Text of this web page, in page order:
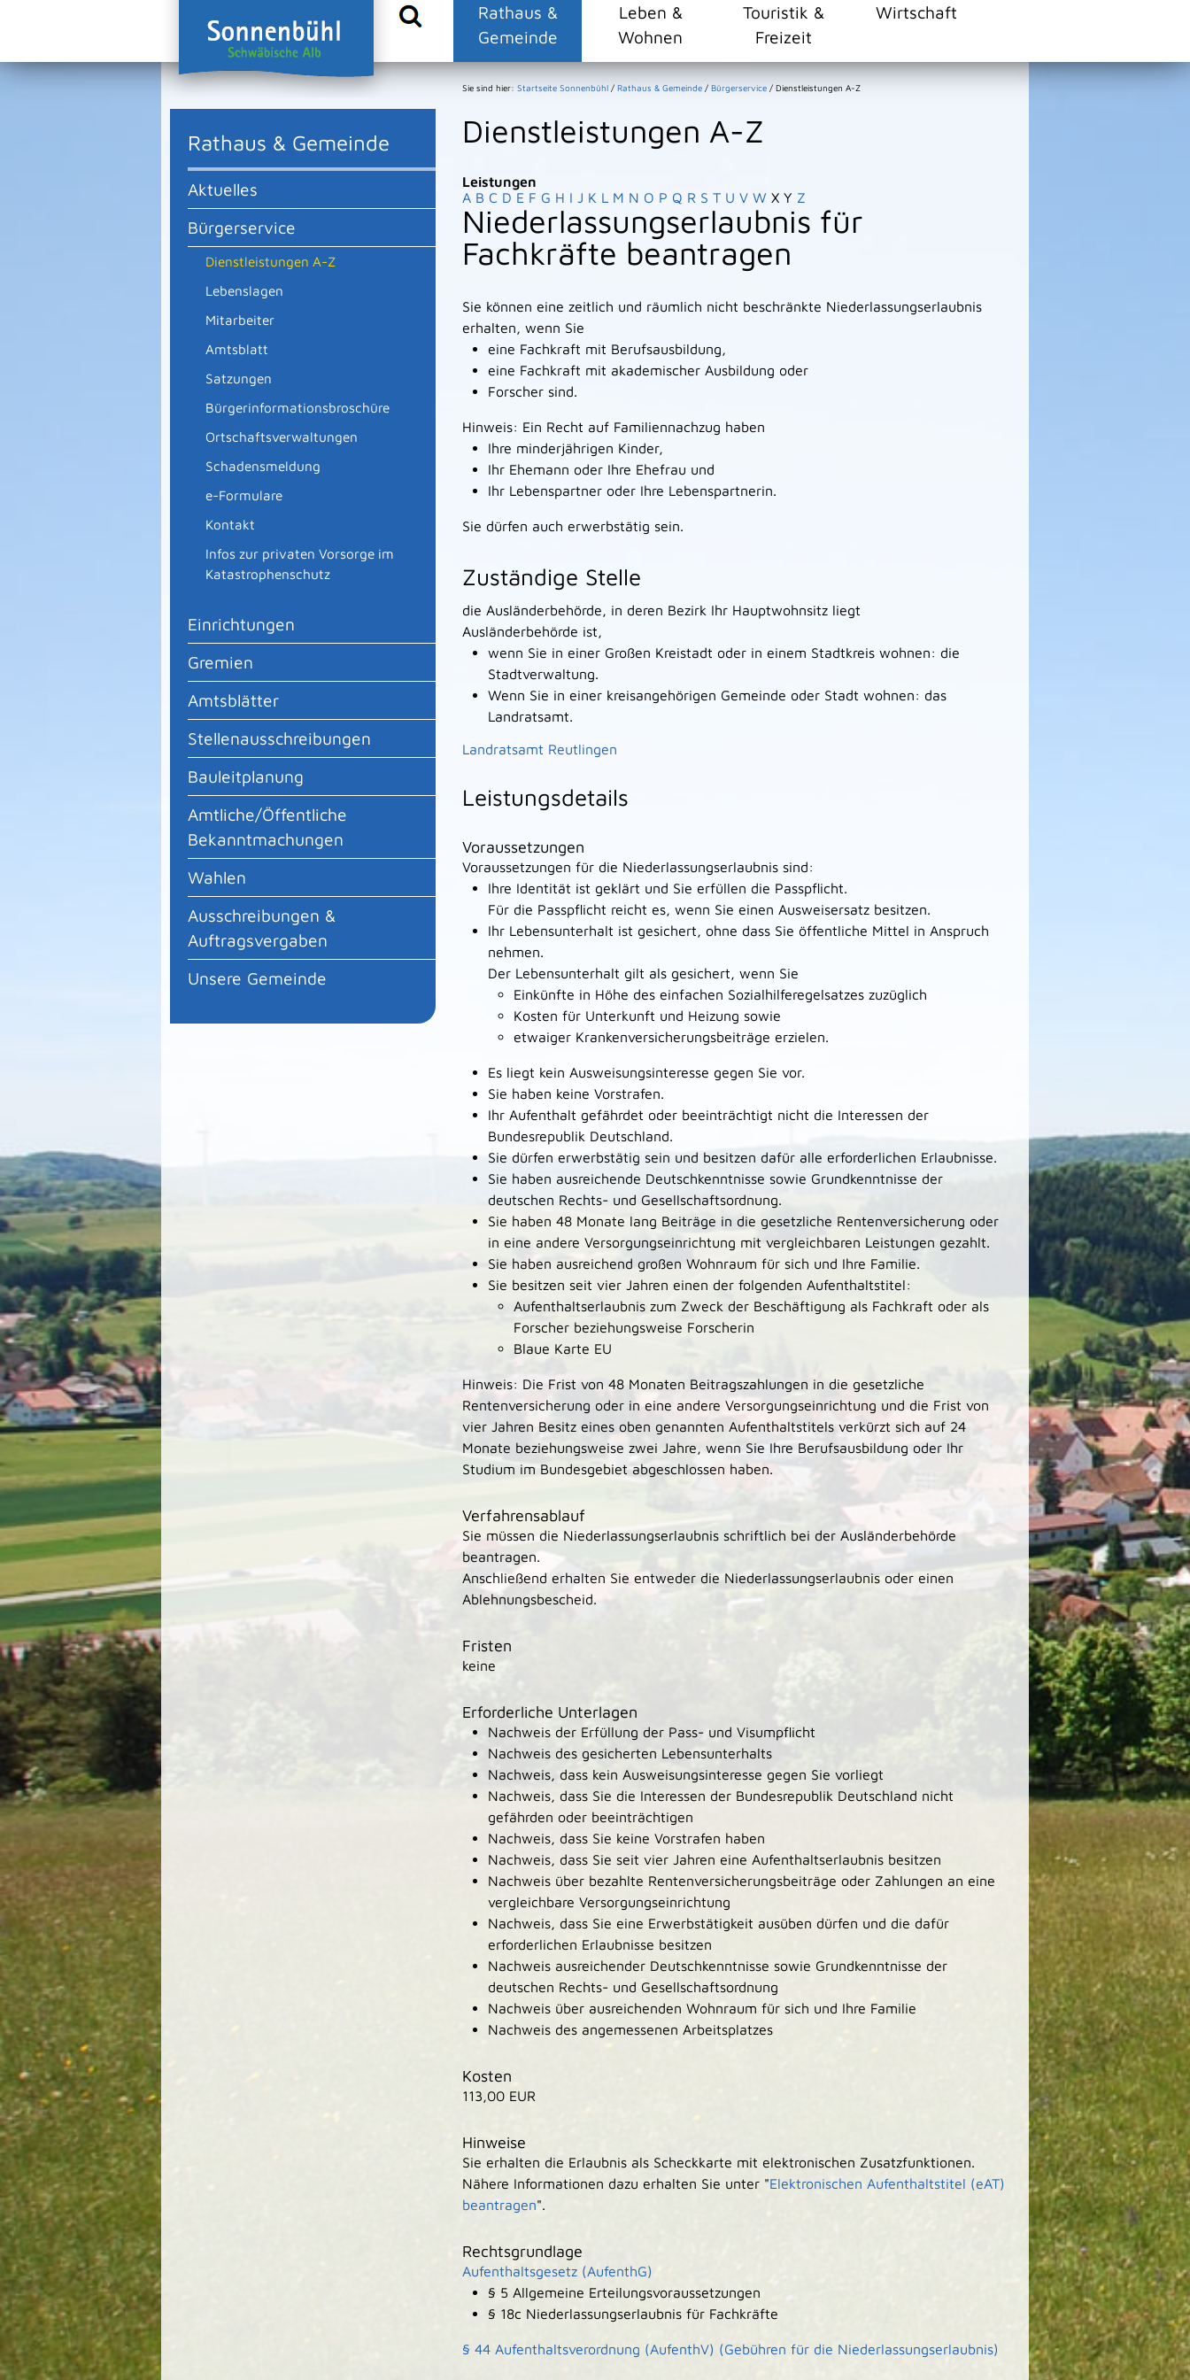
Rathaus &
Gemeinde
Leben &
Wohnen
Touristik &
Freizeit
Wirtschaft
Rathaus & Gemeinde
Aktuelles
Bürgerservice
Dienstleistungen A-Z
Lebenslagen
Mitarbeiter
Amtsblatt
Satzungen
Bürgerinformationsbroschüre
Ortschaftsverwaltungen
Schadensmeldung
e-Formulare
Kontakt
Infos zur privaten Vorsorge im
Katastrophenschutz
Einrichtungen
Gremien
Amtsblätter
Stellenausschreibungen
Bauleitplanung
Amtliche/Öffentliche
Bekanntmachungen
Wahlen
Ausschreibungen &
Auftragsvergaben
Unsere Gemeinde
Sie sind hier: Startseite Sonnenbühl / Rathaus & Gemeinde / Bürgerservice / Dienstleistungen A-Z
Dienstleistungen A-Z
Leistungen
A B C D E F G H I J K L M N O P Q R S T U V W X Y Z
Niederlassungserlaubnis für
Fachkräfte beantragen
Sie können eine zeitlich und räumlich nicht beschränkte Niederlassungserlaubnis
erhalten, wenn Sie
eine Fachkraft mit Berufsausbildung,
eine Fachkraft mit akademischer Ausbildung oder
Forscher sind.
Hinweis: Ein Recht auf Familiennachzug haben
Ihre minderjährigen Kinder,
Ihr Ehemann oder Ihre Ehefrau und
Ihr Lebenspartner oder Ihre Lebenspartnerin.
Sie dürfen auch erwerbstätig sein.
Zuständige Stelle
die Ausländerbehörde, in deren Bezirk Ihr Hauptwohnsitz liegt
Ausländerbehörde ist,
wenn Sie in einer Großen Kreistadt oder in einem Stadtkreis wohnen: die
Stadtverwaltung.
Wenn Sie in einer kreisangehörigen Gemeinde oder Stadt wohnen: das
Landratsamt.
Landratsamt Reutlingen
Leistungsdetails
Voraussetzungen
Voraussetzungen für die Niederlassungserlaubnis sind:
Ihre Identität ist geklärt und Sie erfüllen die Passpflicht.
Für die Passpflicht reicht es, wenn Sie einen Ausweisersatz besitzen.
Ihr Lebensunterhalt ist gesichert, ohne dass Sie öffentliche Mittel in Anspruch
nehmen.
Der Lebensunterhalt gilt als gesichert, wenn Sie
Einkünfte in Höhe des einfachen Sozialhilferegelsatzes zuzüglich
Kosten für Unterkunft und Heizung sowie
etwaiger Krankenversicherungsbeiträge erzielen.
Es liegt kein Ausweisungsinteresse gegen Sie vor.
Sie haben keine Vorstrafen.
Ihr Aufenthalt gefährdet oder beeinträchtigt nicht die Interessen der
Bundesrepublik Deutschland.
Sie dürfen erwerbstätig sein und besitzen dafür alle erforderlichen Erlaubnisse.
Sie haben ausreichende Deutschkenntnisse sowie Grundkenntnisse der
deutschen Rechts- und Gesellschaftsordnung.
Sie haben 48 Monate lang Beiträge in die gesetzliche Rentenversicherung oder
in eine andere Versorgungseinrichtung mit vergleichbaren Leistungen gezahlt.
Sie haben ausreichend großen Wohnraum für sich und Ihre Familie.
Sie besitzen seit vier Jahren einen der folgenden Aufenthaltstitel:
Aufenthaltserlaubnis zum Zweck der Beschäftigung als Fachkraft oder als
Forscher beziehungsweise Forscherin
Blaue Karte EU
Hinweis: Die Frist von 48 Monaten Beitragszahlungen in die gesetzliche
Rentenversicherung oder in eine andere Versorgungseinrichtung und die Frist von
vier Jahren Besitz eines oben genannten Aufenthaltstitels verkürzt sich auf 24
Monate beziehungsweise zwei Jahre, wenn Sie Ihre Berufsausbildung oder Ihr
Studium im Bundesgebiet abgeschlossen haben.
Verfahrensablauf
Sie müssen die Niederlassungserlaubnis schriftlich bei der Ausländerbehörde
beantragen.
Anschließend erhalten Sie entweder die Niederlassungserlaubnis oder einen
Ablehnungsbescheid.
Fristen
keine
Erforderliche Unterlagen
Nachweis der Erfüllung der Pass- und Visumpflicht
Nachweis des gesicherten Lebensunterhalts
Nachweis, dass kein Ausweisungsinteresse gegen Sie vorliegt
Nachweis, dass Sie die Interessen der Bundesrepublik Deutschland nicht
gefährden oder beeinträchtigen
Nachweis, dass Sie keine Vorstrafen haben
Nachweis, dass Sie seit vier Jahren eine Aufenthaltserlaubnis besitzen
Nachweis über bezahlte Rentenversicherungsbeiträge oder Zahlungen an eine
vergleichbare Versorgungseinrichtung
Nachweis, dass Sie eine Erwerbstätigkeit ausüben dürfen und die dafür
erforderlichen Erlaubnisse besitzen
Nachweis ausreichender Deutschkenntnisse sowie Grundkenntnisse der
deutschen Rechts- und Gesellschaftsordnung
Nachweis über ausreichenden Wohnraum für sich und Ihre Familie
Nachweis des angemessenen Arbeitsplatzes
Kosten
113,00 EUR
Hinweise
Sie erhalten die Erlaubnis als Scheckkarte mit elektronischen Zusatzfunktionen.
Nähere Informationen dazu erhalten Sie unter "Elektronischen Aufenthaltstitel (eAT)
beantragen".
Rechtsgrundlage
Aufenthaltsgesetz (AufenthG)
§ 5 Allgemeine Erteilungsvoraussetzungen
§ 18c Niederlassungserlaubnis für Fachkräfte
§ 44 Aufenthaltsverordnung (AufenthV) (Gebühren für die Niederlassungserlaubnis)